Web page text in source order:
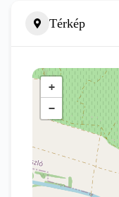
Térkép
+
−